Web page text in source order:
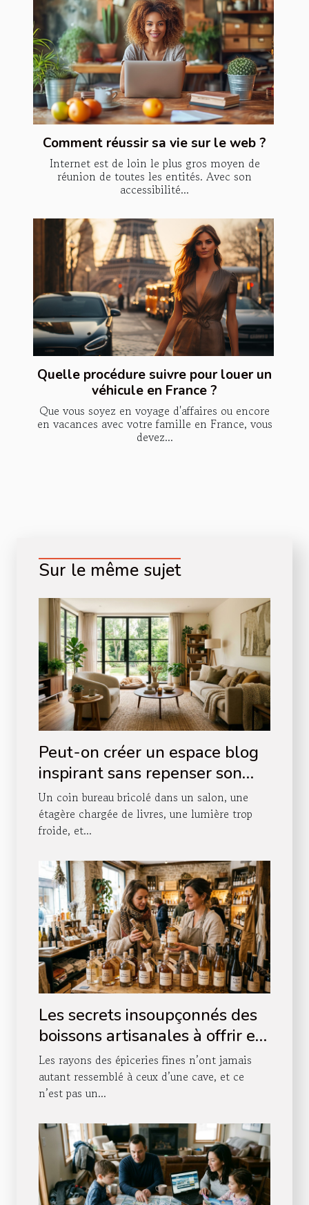
Comment réussir sa vie sur le web ?
Internet est de loin le plus gros moyen de
réunion de toutes les entités. Avec son
accessibilité...
Quelle procédure suivre pour louer un
véhicule en France ?
Que vous soyez en voyage d'affaires ou encore
en vacances avec votre famille en France, vous
devez...
Sur le même sujet
Peut-on créer un espace blog
inspirant sans repenser son
agencement intérieur ?
Un coin bureau bricolé dans un salon, une
étagère chargée de livres, une lumière trop
froide, et...
Les secrets insoupçonnés des
boissons artisanales à offrir en
boutique
Les rayons des épiceries fines n’ont jamais
autant ressemblé à ceux d’une cave, et ce
n’est pas un...